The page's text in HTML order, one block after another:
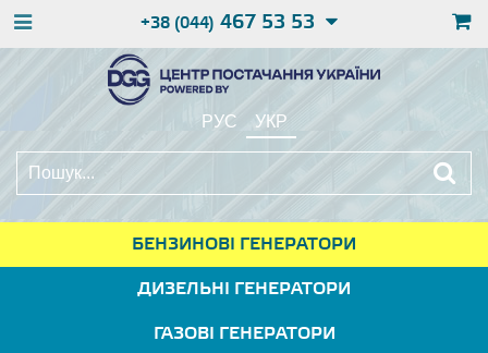
+38 (044) 467 53 53
РУС УКР
БЕНЗИНОВІ ГЕНЕРАТОРИ
ДИЗЕЛЬНІ ГЕНЕРАТОРИ
ГАЗОВІ ГЕНЕРАТОРИ